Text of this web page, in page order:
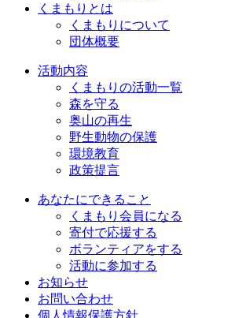
くまもりとは
くまもりについて
団体概要
活動内容
くまもりの活動一覧
森を守る
奥山の再生
野生動物の保護
環境教育
政策提言
あなたにできること
くまもり会員になる
寄付で応援する
ボランティアをする
活動に参加する
お知らせ
お問い合わせ
個人情報保護方針